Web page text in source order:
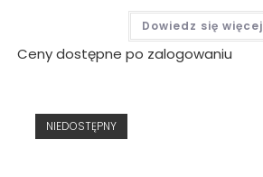
Dowiedz się więcej
Ceny dostępne po zalogowaniu
NIEDOSTĘPNY